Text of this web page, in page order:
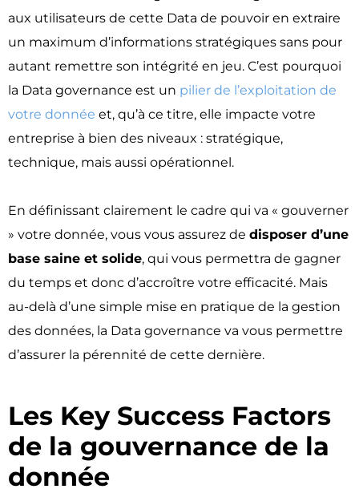
aux utilisateurs de cette Data de pouvoir en extraire
un maximum d’informations stratégiques sans pour
autant remettre son intégrité en jeu. C’est pourquoi
la Data governance est un pilier de l’exploitation de
votre donnée et, qu’à ce titre, elle impacte votre
entreprise à bien des niveaux : stratégique,
technique, mais aussi opérationnel.
En définissant clairement le cadre qui va « gouverner
» votre donnée, vous vous assurez de disposer d’une
base saine et solide, qui vous permettra de gagner
du temps et donc d’accroître votre efficacité. Mais
au-delà d’une simple mise en pratique de la gestion
des données, la Data governance va vous permettre
d’assurer la pérennité de cette dernière.
Les Key Success Factors
de la gouvernance de la
donnée ​